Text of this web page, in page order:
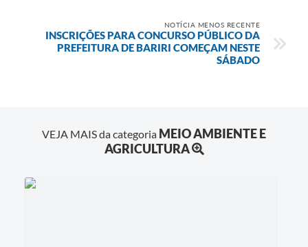
NOTÍCIA MENOS RECENTE
INSCRIÇÕES PARA CONCURSO PÚBLICO DA
PREFEITURA DE BARIRI COMEÇAM NESTE
SÁBADO
VEJA MAIS da categoria MEIO AMBIENTE E
AGRICULTURA